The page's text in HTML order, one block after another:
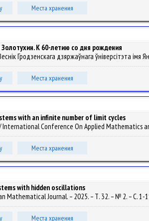
Места хранения
К 60-летию со дня рождения
Гродзенскага дзяржаўнага ўніверсітэта
Места хранения
with an infinite number of limit cycles
Conference On Applied Mathematics
Места хранения
with hidden oscillations
Mathematical Journal. – 2025. – Т. 32. – № 2. – С. 1-
Места хранения